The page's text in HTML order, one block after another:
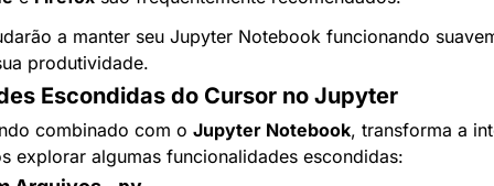
a manter seu Jupyter Notebook funcionando
produtividade.
Escondidas do Cursor no Jupyter
combinado com o Jupyter Notebook, transforma a
explorar algumas funcionalidades escondidas: